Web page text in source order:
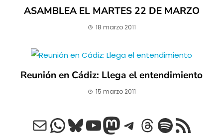
ASAMBLEA EL MARTES 22 DE MARZO
18 marzo 2011
Reunión en Cádiz: Llega el entendimiento
15 marzo 2011
Correo electrónico
WhatsApp
Bluesky
YouTube
Mastodon
Telegram
Threads
Spotify
Feed RSS